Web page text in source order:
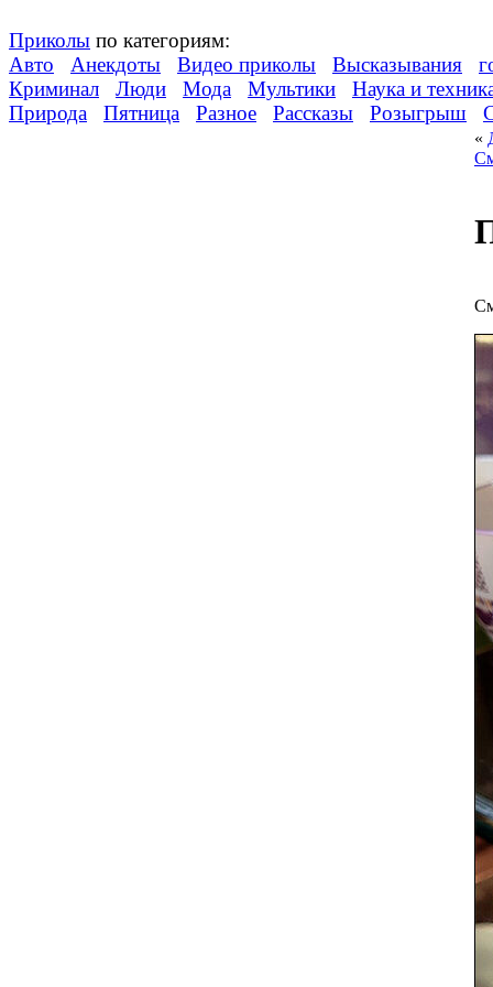
Приколы по категориям:
Авто
Анекдоты Видео приколы Высказывания
Криминал
Люди Мода Мультики
Наука и
Природа
Пятница Разное Рассказы Розыгрыш
«